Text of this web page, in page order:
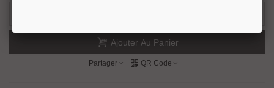
Ajouter Au Panier
Partager QR Code